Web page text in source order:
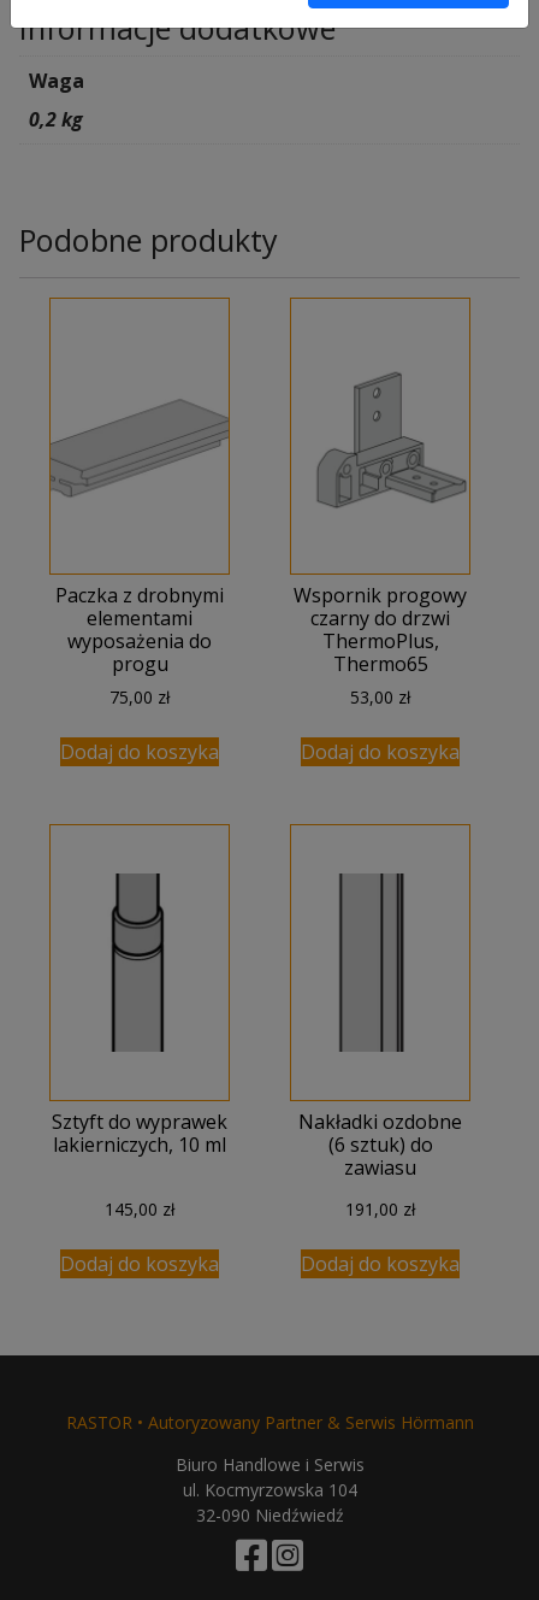
Informacje dodatkowe
Waga
0,2 kg
Podobne produkty
Paczka z drobnymi
elementami
wyposażenia do
progu
75,00 zł
Dodaj do koszyka
Wspornik progowy
czarny do drzwi
ThermoPlus,
Thermo65
53,00 zł
Dodaj do koszyka
Sztyft do wyprawek
lakierniczych, 10 ml
145,00 zł
Dodaj do koszyka
Nakładki ozdobne
(6 sztuk) do
zawiasu
191,00 zł
Dodaj do koszyka
RASTOR • Autoryzowany Partner & Serwis Hörmann
Biuro Handlowe i Serwis
ul. Kocmyrzowska 104
32-090 Niedźwiedź